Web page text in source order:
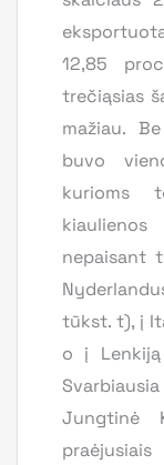
12,85
trečiąsias
mažiau.
buvo
kurioms
nepaisant
tūkst. t), į
o į
Jungtinė